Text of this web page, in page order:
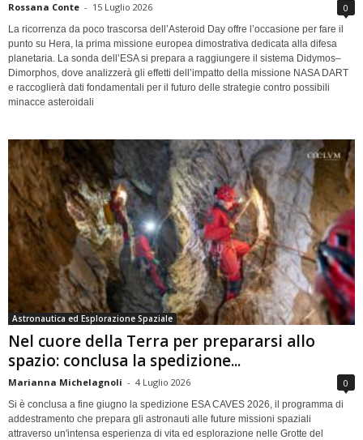
Rossana Conte - 15 Luglio 2026 0
La ricorrenza da poco trascorsa dell’Asteroid Day offre l’occasione per fare il
punto su Hera, la prima missione europea dimostrativa dedicata alla difesa
planetaria. La sonda dell’ESA si prepara a raggiungere il sistema Didymos–
Dimorphos, dove analizzerà gli effetti dell’impatto della missione NASA DART
e raccoglierà dati fondamentali per il futuro delle strategie contro possibili
minacce asteroidali
Astronautica ed Esplorazione Spaziale
Nel cuore della Terra per prepararsi allo
spazio: conclusa la spedizione...
Marianna Michelagnoli - 4 Luglio 2026 0
Si è conclusa a fine giugno la spedizione ESA CAVES 2026, il programma di
addestramento che prepara gli astronauti alle future missioni spaziali
attraverso un'intensa esperienza di vita ed esplorazione nelle Grotte del